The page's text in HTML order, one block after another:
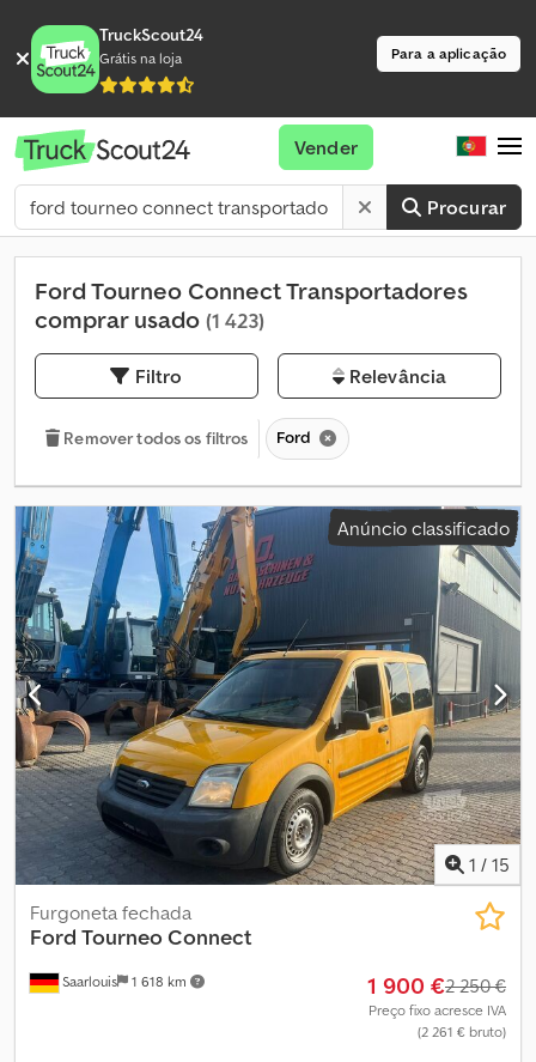
TruckScout24
Grátis na loja Para a aplicação
Procurar
Vender
Ford Tourneo Connect Transportadores
comprar usado (1 423)
Filtro Relevância
Remover todos os filtros Ford
Anúncio classificado
1 / 15
Saarlouis 1 618 km
Furgoneta fechada
Ford Tourneo Connect
1 900 €2 250 €
Preço fixo acresce IVA
(2 261 € bruto)